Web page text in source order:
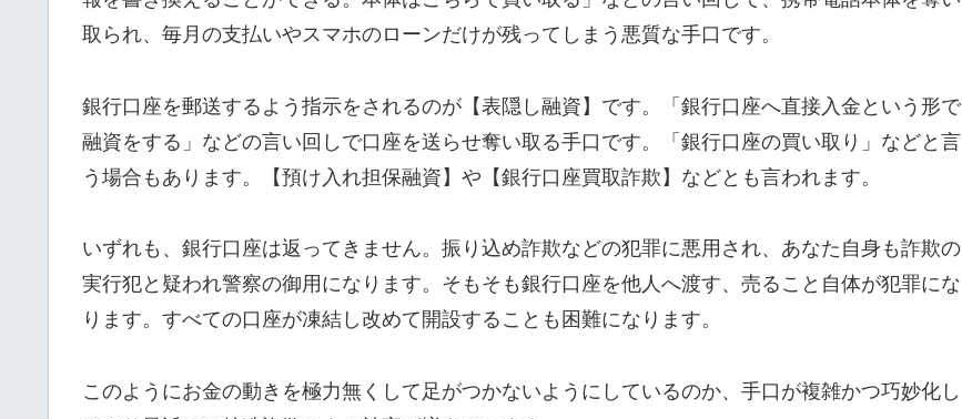
取られ、毎月の支払いやスマホのローンだけが残ってしまう悪質な手口です。
銀行口座を郵送するよう指示をされるのが【表隠し融資】です。「銀行口座へ直接入金という形で
融資をする」などの言い回しで口座を送らせ奪い取る手口です。「銀行口座の買い取り」などと言
う場合もあります。【預け入れ担保融資】や【銀行口座買取詐欺】などとも言われます。
いずれも、銀行口座は返ってきません。振り込め詐欺などの犯罪に悪用され、あなた自身も詐欺の
実行犯と疑われ警察の御用になります。そもそも銀行口座を他人へ渡す、売ること自体が犯罪にな
ります。すべての口座が凍結し改めて開設することも困難になります。
このようにお金の動きを極力無くして足がつかないようにしているのか、手口が複雑かつ巧妙化し